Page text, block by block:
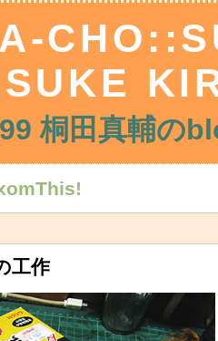
桐田真輔の
工作